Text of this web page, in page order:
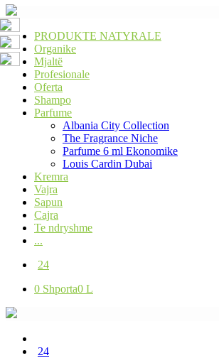
PRODUKTE NATYRALE
Organike
Mjaltë
Profesionale
Oferta
Shampo
Parfume
Albania City Collection
The Fragrance Niche
Parfume 6 ml Ekonomike
Louis Cardin Dubai
Kremra
Vajra
Sapun
Cajra
Te ndryshme
...
24
0 Shporta0 L
24